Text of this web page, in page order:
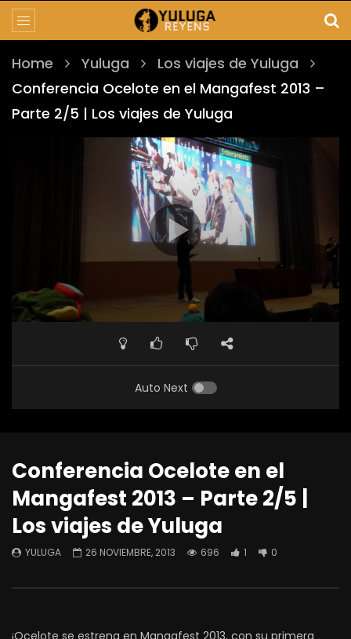
Home Yuluga
Los viajes de Yuluga
Conferencia Ocelote en el Mangafest 2013 –
Parte 2/5 | Los viajes de Yuluga
Auto Next
Conferencia Ocelote en el
Mangafest 2013 – Parte 2/5 |
Los viajes de Yuluga
YULUGA 26 NOVIEMBRE, 2013 696 1 0